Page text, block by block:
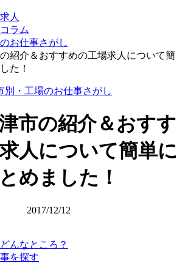
人
ラム
お仕事さがし
紹介＆おすすめの工場求人について簡
た！
別・工場のお仕事さがし
市の紹介＆おすす
人について簡単に
めました！
2017/12/12
んなところ？
を探す